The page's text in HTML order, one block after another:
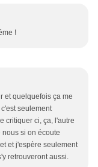
!
et quelquefois ça me
seulement
critiquer ci, ça, l'autre
si on écoute
et j'espère seulement
retrouveront aussi.